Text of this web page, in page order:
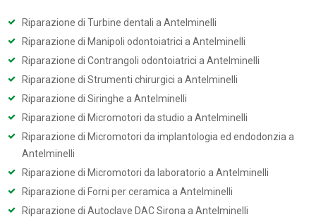
Riparazione di Turbine dentali a Antelminelli
Riparazione di Manipoli odontoiatrici a Antelminelli
Riparazione di Contrangoli odontoiatrici a Antelminelli
Riparazione di Strumenti chirurgici a Antelminelli
Riparazione di Siringhe a Antelminelli
Riparazione di Micromotori da studio a Antelminelli
Riparazione di Micromotori da implantologia ed endodonzia a
Antelminelli
Riparazione di Micromotori da laboratorio a Antelminelli
Riparazione di Forni per ceramica a Antelminelli
Riparazione di Autoclave DAC Sirona a Antelminelli